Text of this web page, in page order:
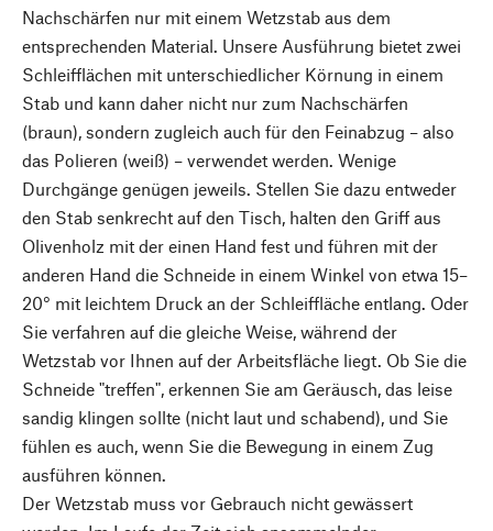
Nachschärfen nur mit einem Wetzstab aus dem
entsprechenden Material. Unsere Ausführung bietet zwei
Schleifflächen mit unterschiedlicher Körnung in einem
Stab und kann daher nicht nur zum Nachschärfen
(braun), sondern zugleich auch für den Feinabzug – also
das Polieren (weiß) – verwendet werden. Wenige
Durchgänge genügen jeweils. Stellen Sie dazu entweder
den Stab senkrecht auf den Tisch, halten den Griff aus
Olivenholz mit der einen Hand fest und führen mit der
anderen Hand die Schneide in einem Winkel von etwa 15–
20° mit leichtem Druck an der Schleiffläche entlang. Oder
Sie verfahren auf die gleiche Weise, während der
Wetzstab vor Ihnen auf der Arbeitsfläche liegt. Ob Sie die
Schneide "treffen", erkennen Sie am Geräusch, das leise
sandig klingen sollte (nicht laut und schabend), und Sie
fühlen es auch, wenn Sie die Bewegung in einem Zug
ausführen können.
Der Wetzstab muss vor Gebrauch nicht gewässert